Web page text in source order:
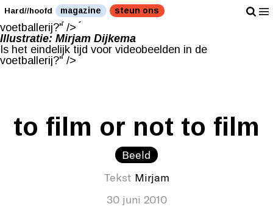
Illustratie: Mirjam Dijkema
Is het eindelijk tijd voor videobeelden in de
voetballerij?" />
Illustratie: Mirjam Dijkema
Is het eindelijk tijd voor videobeelden in de
voetballerij?" />
Hard//hoofd magazine steun ons
to film or not to film
Beeld
Tekst Mirjam
30 juni 2010